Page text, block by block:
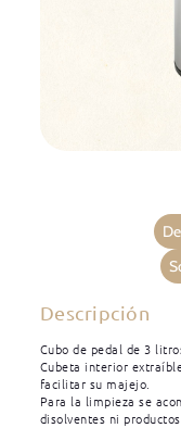
Descripción
Cubo de pedal de 3
Cubeta interior
facilitar su majejo.
Para la limpieza se
disolventes ni productos